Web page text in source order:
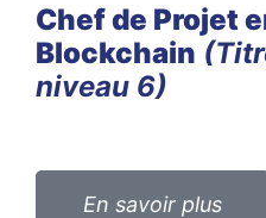
Chef de Projet
Blockchain
niveau 6)
En savoir plus